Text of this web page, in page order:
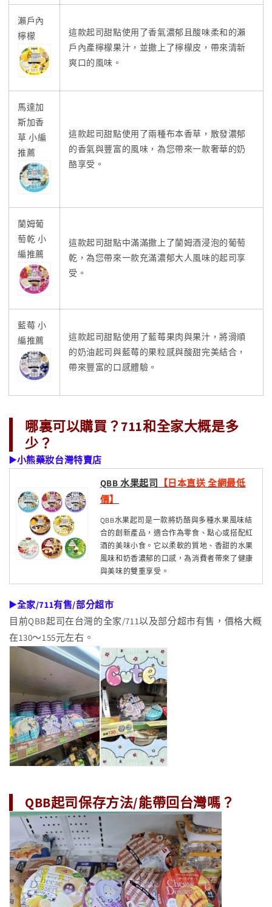
瀨戶內
檸檬
這款起司甜點使用了香氣濃郁且酸味柔和的瀨
戶內產檸檬果汁，並撒上了檸檬皮，帶來清新
爽口的風味。
馬達加
斯加香
草 小編
推薦
這款起司甜點使用了兩種布本香草，散發濃郁
的香氣與豐富的風味，為您帶來一款奢華的奶
酪享受。
蘭姆葡
萄乾 小
編推薦
這款起司甜點中滿滿撒上了蘭姆酒浸泡的葡萄
乾，為您帶來一款充滿濃郁大人風味的起司享
受。
藍莓 小
編推薦
這款起司甜點使用了藍莓果肉與果汁，將滑順
的奶油起司與藍莓的果粒感與酸甜完美結合，
帶來豐富的口感體驗。
哪裏可以購買？711和全家大概是多
少？
▶️小熊藥妝台灣特賣店
QBB 水果起司 【日本直送 全網最低
價】
QBB水果起司是一款將奶酪與多種水果風味結
合的創新產品，適合作為零食、點心或搭配紅
酒的美味小食。它以柔軟的質地、香甜的水果
風味和奶香濃郁的口感，為消費者帶來了健康
與美味的雙重享受。
▶️全家/711有售/部分超市
目前QBB起司在台灣的全家/711以及部分超市有售，價格大概
在130～155元左右。
QBB起司保存方法/能帶回台灣嗎？